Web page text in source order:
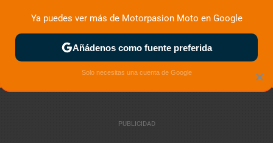
ZONA DE PRUEBAS DEPORTIVAS MOTOS ELÉCTRICAS
×
Ya puedes ver más de Motorpasion Moto en Google
Añádenos como fuente preferida
Solo necesitas una cuenta de Google